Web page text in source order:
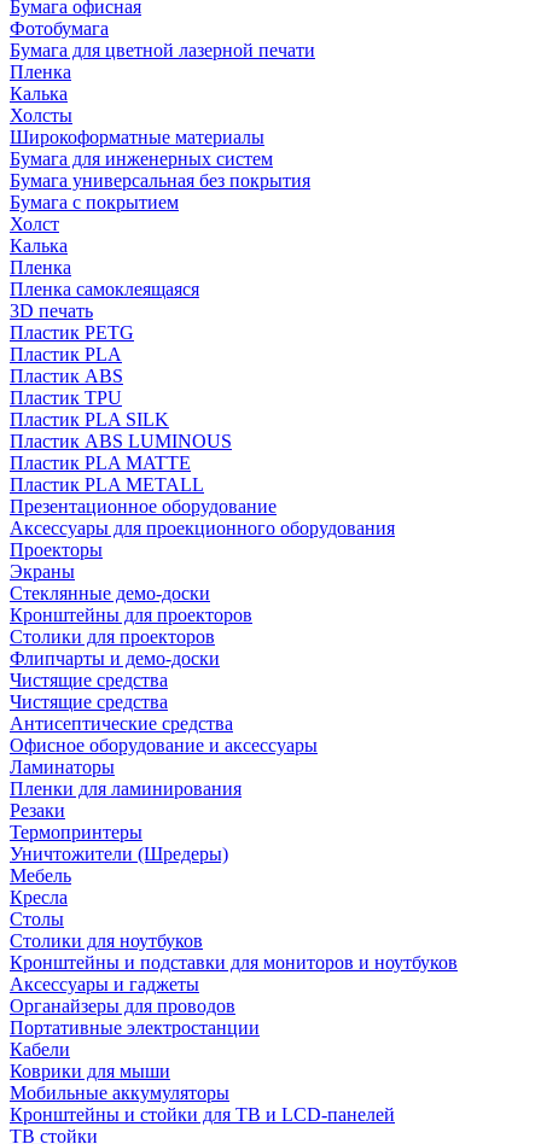
Бумага офисная
Фотобумага
Бумага для цветной лазерной печати
Пленка
Калька
Холсты
Широкоформатные материалы
Бумага для инженерных систем
Бумага универсальная без покрытия
Бумага с покрытием
Холст
Калька
Пленка
Пленка самоклеящаяся
3D печать
Пластик PETG
Пластик PLA
Пластик ABS
Пластик TPU
Пластик PLA SILK
Пластик ABS LUMINOUS
Пластик PLA MATTE
Пластик PLA METALL
Презентационное оборудование
Аксессуары для проекционного оборудования
Проекторы
Экраны
Стеклянные демо-доски
Кронштейны для проекторов
Столики для проекторов
Флипчарты и демо-доски
Чистящие средства
Чистящие средства
Антисептические средства
Офисное оборудование и аксессуары
Ламинаторы
Пленки для ламинирования
Резаки
Термопринтеры
Уничтожители (Шредеры)
Мебель
Кресла
Столы
Столики для ноутбуков
Кронштейны и подставки для мониторов и ноутбуков
Аксессуары и гаджеты
Органайзеры для проводов
Портативные электростанции
Кабели
Коврики для мыши
Мобильные аккумуляторы
Кронштейны и стойки для ТВ и LCD-панелей
ТВ стойки